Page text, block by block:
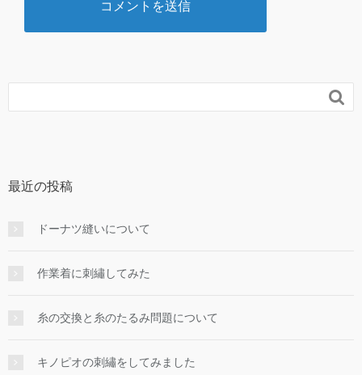

最近の投稿
ドーナツ縫いについて
作業着に刺繡してみた
糸の交換と糸のたるみ問題について
キノピオの刺繡をしてみました